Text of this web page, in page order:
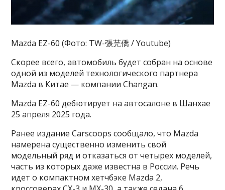
Mazda EZ-60 (Фото: TW-張芫僑 / Youtube)
Скорее всего, автомобиль будет собран на основе
одной из моделей технологического партнера
Mazda в Китае — компании Changan.
Mazda EZ-60 дебютирует на автосалоне в Шанхае
25 апреля 2025 года.
Ранее издание Carscoops сообщало, что Mazda
намерена существенно изменить свой
модельный ряд и отказаться от четырех моделей,
часть из которых даже известна в России. Речь
идет о компактном хетчбэке Mazda 2,